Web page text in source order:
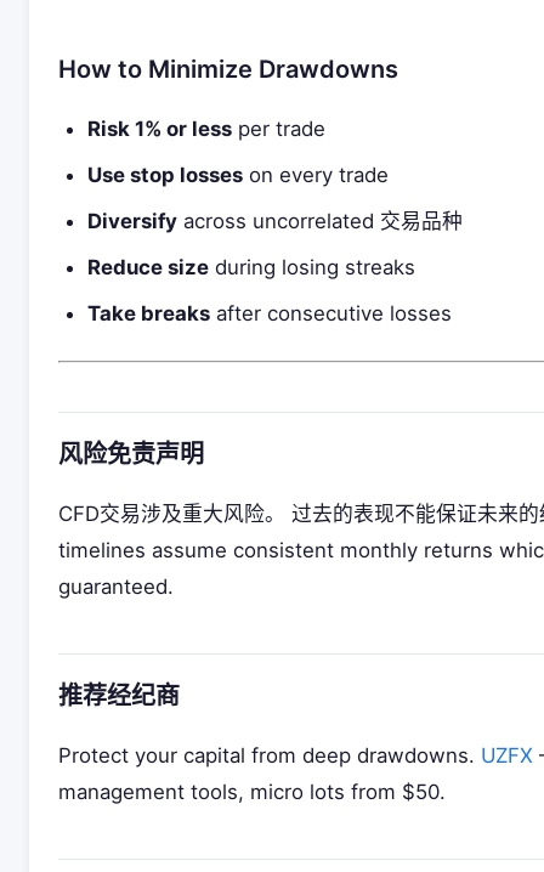
How to Minimize Drawdowns
Risk 1% or less per trade
Use stop losses on every trade
Diversify across uncorrelated 交易品种
Reduce size during losing streaks
Take breaks after consecutive losses
风险免责声明
CFD交易涉及重大风险。 过去的表现不能保证未来
timelines assume consistent monthly returns
guaranteed.
推荐经纪商
Protect your capital from deep drawdowns. UZFX
management tools, micro lots from $50.